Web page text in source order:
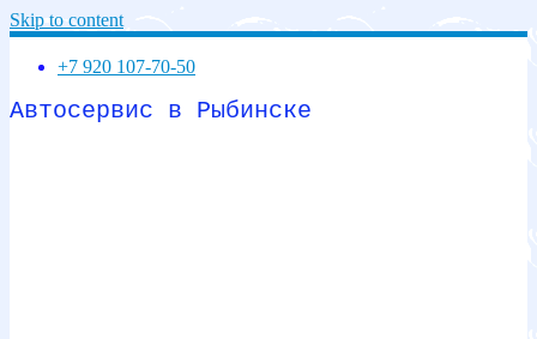
Skip to content
+7 920 107-70-50
Автосервис в Рыбинске